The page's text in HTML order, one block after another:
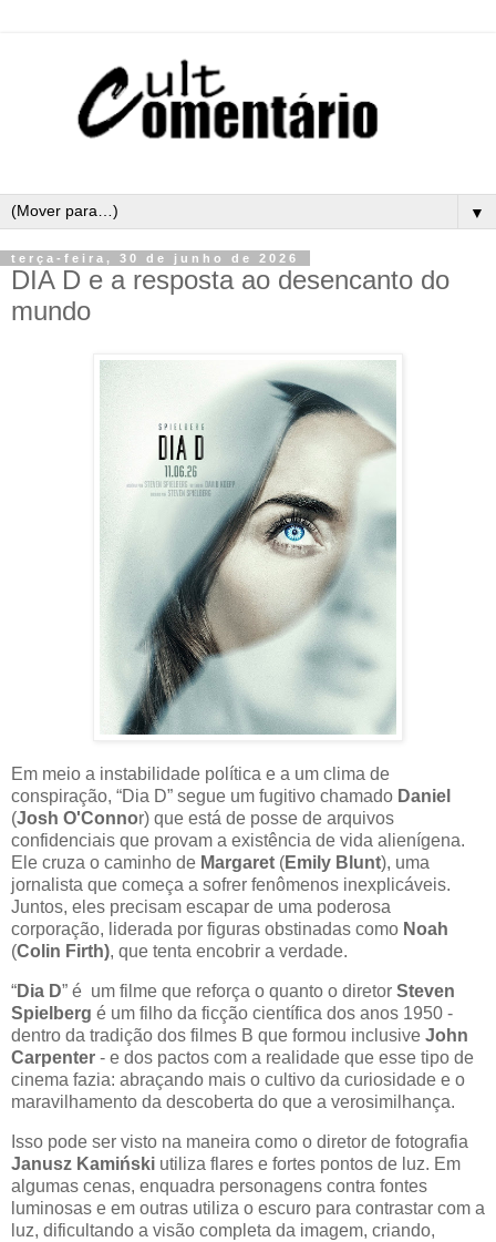
▼
terça-feira, 30 de junho de 2026
DIA D e a resposta ao desencanto do
mundo
Em meio a instabilidade política e a um clima de
conspiração, “Dia D” segue um fugitivo chamado Daniel
(Josh O'Connor) que está de posse de arquivos
confidenciais que provam a existência de vida alienígena.
Ele cruza o caminho de Margaret (Emily Blunt), uma
jornalista que começa a sofrer fenômenos inexplicáveis.
Juntos, eles precisam escapar de uma poderosa
corporação, liderada por figuras obstinadas como Noah
(Colin Firth), que tenta encobrir a verdade.
“Dia D” é um filme que reforça o quanto o diretor Steven
Spielberg é um filho da ficção científica dos anos 1950 -
dentro da tradição dos filmes B que formou inclusive John
Carpenter - e dos pactos com a realidade que esse tipo de
cinema fazia: abraçando mais o cultivo da curiosidade e o
maravilhamento da descoberta do que a verosimilhança.
Isso pode ser visto na maneira como o diretor de fotografia
Janusz Kamiński utiliza flares e fortes pontos de luz. Em
algumas cenas, enquadra personagens contra fontes
luminosas e em outras utiliza o escuro para contrastar com a
luz, dificultando a visão completa da imagem, criando,